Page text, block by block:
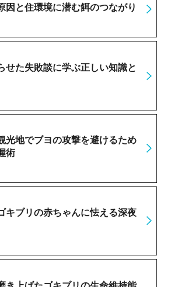
因と住環境に潜む餌のつながり
せた失敗談に学ぶ正しい知識と
光地でブヨの攻撃を避けるため
術
キブリの赤ちゃんに怯える深夜